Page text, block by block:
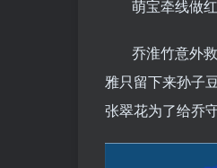
萌宝牵线做
乔淮竹意外
雅只留下来孙子
张翠花为了给乔